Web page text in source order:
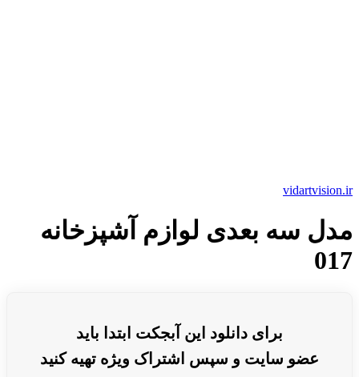
vidartvision.ir
مدل سه بعدی لوازم آشپزخانه
017
برای دانلود این آبجکت ابتدا باید
عضو سایت و سپس اشتراک ویژه تهیه کنید